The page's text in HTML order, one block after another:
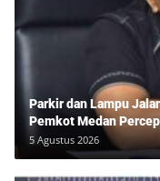
Parkir dan Lampu
Pemkot Medan
5 Agustus 2026